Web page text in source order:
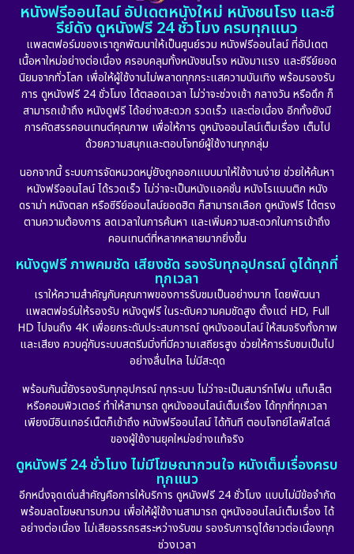
หนังฟรีออนไลน์ อัปเดตหนังใหม่ หนังชนโรง และซี
รีย์ดัง ดูหนังฟรี 24 ชั่วโมง ครบทุกแนว
แพลตฟอร์มของเราถูกพัฒนาให้เป็นศูนย์รวม หนังฟรีออนไลน์ ที่อัปเดต
เนื้อหาใหม่อย่างต่อเนื่อง ครอบคลุมทั้งหนังชนโรง หนังมาแรง และซีรีย์ยอด
นิยมจากทั่วโลก เพื่อให้ผู้ใช้งานไม่พลาดทุกกระแสความบันเทิง พร้อมรองรับ
การ ดูหนังฟรี 24 ชั่วโมง ได้ตลอดเวลา ไม่ว่าจะช่วงเช้า กลางวัน หรือดึก ก็
สามารถเข้าถึง หนังดูฟรี ได้อย่างสะดวก รวดเร็ว และต่อเนื่อง อีกทั้งยังมี
การคัดสรรคอนเทนต์คุณภาพ เพื่อให้การ ดูหนังออนไลน์เต็มเรื่อง เต็มไป
ด้วยความสนุกและตอบโจทย์ผู้ใช้งานทุกกลุ่ม
นอกจากนี้ ระบบการจัดหมวดหมู่ยังถูกออกแบบมาให้ใช้งานง่าย ช่วยให้ค้นหา
หนังฟรีออนไลน์ ได้รวดเร็ว ไม่ว่าจะเป็นหนังแอคชั่น หนังโรแมนติก หนัง
ดราม่า หนังตลก หรือซีรีย์ออนไลน์ยอดฮิต ก็สามารถเลือก ดูหนังฟรี ได้ตรง
ตามความต้องการ ลดเวลาในการค้นหา และเพิ่มความสะดวกในการเข้าถึง
คอนเทนต์ที่หลากหลายมากยิ่งขึ้น
หนังดูฟรี ภาพคมชัด เสียงชัด รองรับทุกอุปกรณ์ ดูได้ทุกที่
ทุกเวลา
เราให้ความสำคัญกับคุณภาพของการรับชมเป็นอย่างมาก โดยพัฒนา
แพลตฟอร์มให้รองรับ หนังดูฟรี ในระดับความคมชัดสูง ตั้งแต่ HD, Full
HD ไปจนถึง 4K เพื่อยกระดับประสบการณ์ ดูหนังออนไลน์ ให้สมจริงทั้งภาพ
และเสียง ควบคู่กับระบบสตรีมมิ่งที่มีความเสถียรสูง ช่วยให้การรับชมเป็นไป
อย่างลื่นไหล ไม่มีสะดุด
พร้อมกันนี้ยังรองรับทุกอุปกรณ์ ทุกระบบ ไม่ว่าจะเป็นสมาร์ทโฟน แท็บเล็ต
หรือคอมพิวเตอร์ ทำให้สามารถ ดูหนังออนไลน์เต็มเรื่อง ได้ทุกที่ทุกเวลา
เพียงมีอินเทอร์เน็ตก็เข้าถึง หนังฟรีออนไลน์ ได้ทันที ตอบโจทย์ไลฟ์สไตล์
ของผู้ใช้งานยุคใหม่อย่างแท้จริง
ดูหนังฟรี 24 ชั่วโมง ไม่มีโฆษณากวนใจ หนังเต็มเรื่องครบ
ทุกแนว
อีกหนึ่งจุดเด่นสำคัญคือการให้บริการ ดูหนังฟรี 24 ชั่วโมง แบบไม่มีข้อจำกัด
พร้อมลดโฆษณารบกวน เพื่อให้ผู้ใช้งานสามารถ ดูหนังออนไลน์เต็มเรื่อง ได้
อย่างต่อเนื่อง ไม่เสียอรรถรสระหว่างรับชม รองรับการดูได้ยาวต่อเนื่องทุก
ช่วงเวลา